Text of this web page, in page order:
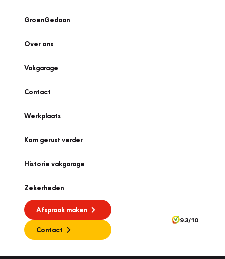
GroenGedaan
Over ons
Vakgarage
Contact
Werkplaats
Kom gerust verder
Historie vakgarage
Zekerheden
Afspraak maken
Contact
9.3/10